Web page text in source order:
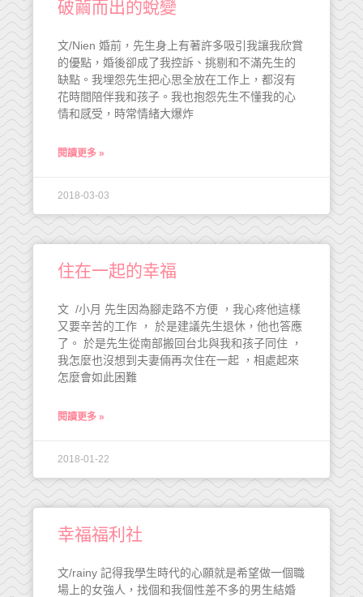
破繭而出的蛻變
文/Nien 婚前，先生身上有著許多吸引我讓我欣賞
的優點，婚後卻成了我控訴、挑剔和不滿先生的
缺點。我埋怨先生把心思全放在工作上，都沒有
花時間陪伴我和孩子。我也抱怨先生不懂我的心
情和感受，時常情緒大爆炸
閱讀更多 »
2018-03-03
住在一起的幸福
文 /小月 先生因為腳走路不方便 ，我心疼他這樣
又要辛苦的工作 ， 於是建議先生退休，他也答應
了。 於是先生從南部搬回台北與我和孩子同住 ，
我怎麼也沒想到夫妻倆再次住在一起 ，相處起來
怎麼會如此困難
閱讀更多 »
2018-01-22
幸福福利社
文/rainy 記得我學生時代的心願就是希望做一個職
場上的女強人，找個和我個性差不多的男生結婚